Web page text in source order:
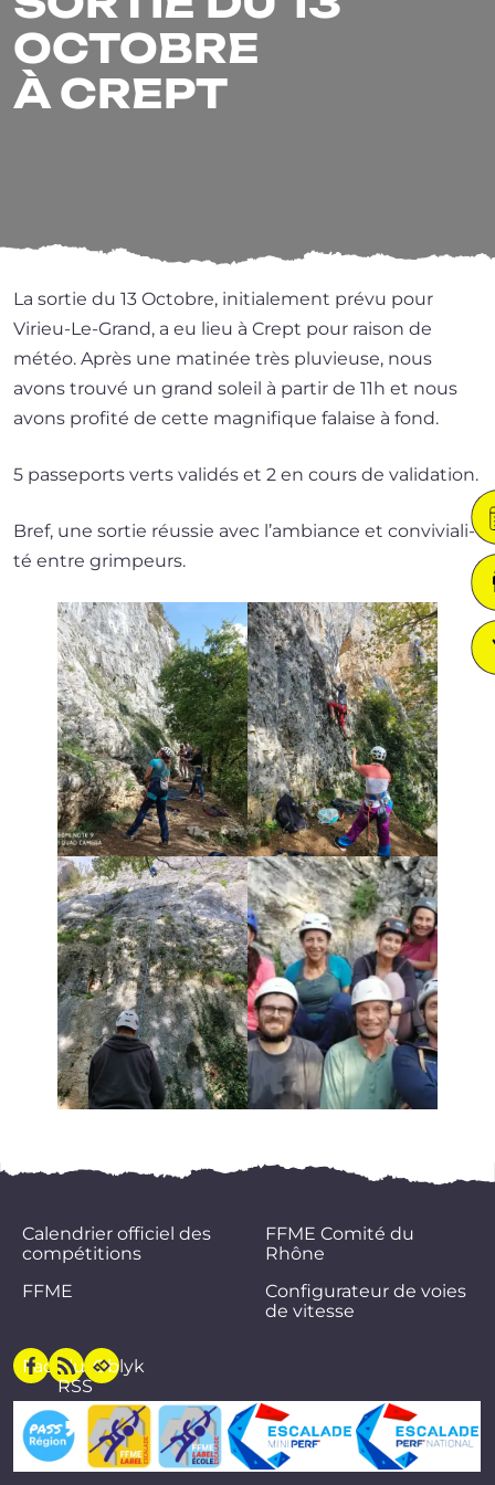
OCTOBRE
À CREPT
La sor­tie du 13 Octobre, ini­tia­le­ment pré­vu pour
Virieu-Le-Grand, a eu lieu à Crept pour rai­son de
météo. Après une mati­née très plu­vieuse, nous
avons trou­vé un grand soleil à par­tir de 11h et nous
avons pro­fi­té de cette magni­fique falaise à fond.
5 pas­se­ports verts vali­dés et 2 en cours de validation.
Bref, une sor­tie réus­sie avec l’am­biance et convi­via­li­
té entre grimpeurs.
Calendrier officiel des
compétitions
FFME
FFME Comité du
Rhône
Configurateur de voies
de vitesse
Facebook
Flux
RSS
Oblyk